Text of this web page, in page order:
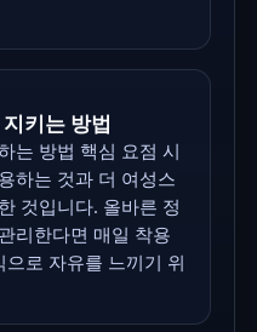
키는 방법
는 방법 핵심 요점 시
하는 것과 더 여성스
것입니다. 올바른 정
리한다면 매일 착용
로 자유를 느끼기 위